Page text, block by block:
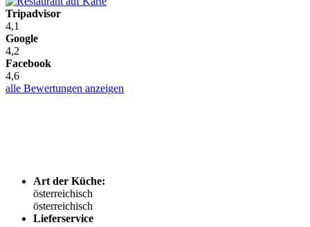
Tripadvisor
4,1
Google
4,2
Facebook
4,6
alle Bewertungen anzeigen
Art der Küche:
österreichisch
österreichisch
Lieferservice